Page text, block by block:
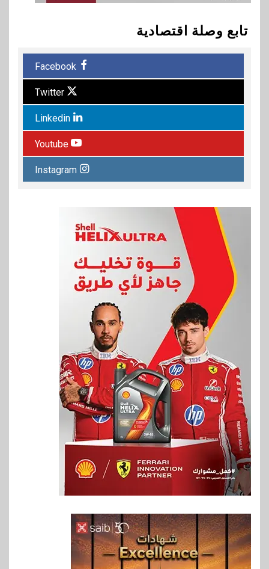
تابع وصلة اقتصادية
Facebook
Twitter
Linkedin
Youtube
Instagram
6 اخبار
فيكسد مصر و”حلول” تتشاركان
في تطوير أول منصة للسياحة
الصحية في مصر والشرق الأوسط
وأفريقيا Tour4Cure